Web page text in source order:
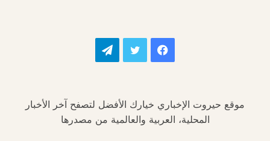
فيسبوك تويتر تيلقرام
موقع حيروت الإخباري خيارك الأفضل لتصفح آخر الأخبار
المحلية، العربية والعالمية من مصدرها